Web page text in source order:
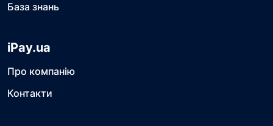
База знань
iPay.ua
Про компанію
Контакти